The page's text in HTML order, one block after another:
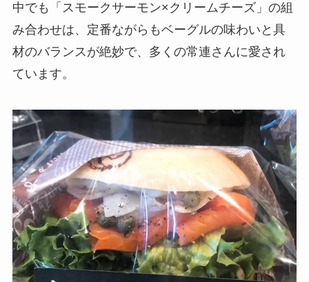
中でも「スモークサーモン×クリームチーズ」の組
み合わせは、定番ながらもベーグルの味わいと具
材のバランスが絶妙で、多くの常連さんに愛され
ています。